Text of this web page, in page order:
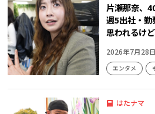
片瀬那奈、
週5出社・勤
思われるけ
2026年7月28日
エンタメ
はたナマ